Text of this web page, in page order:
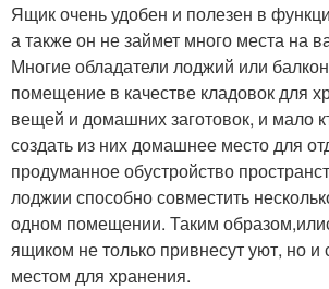
Ящик очень удобен и полезен в
а также он не займет много места на
Многие обладатели лоджий или
помещение в качестве кладовок для
вещей и домашних заготовок, и мало
создать из них домашнее место для
продуманное обустройство
лоджии способно совместить
одном помещении. Таким
ящиком не только привнесут уют, но и
местом для хранения.